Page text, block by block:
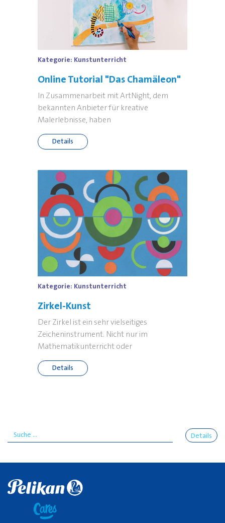
Kategorie: Kunstunterricht
Online Tutorial "Das Chamäleon"
In Zusammenarbeit mit ArtNight, dem
bekannten Anbieter für kreative
Malerlebnisse, haben
Details
Kategorie: Kunstunterricht
Zirkel-Kunst
Der Zirkel ist ein sehr vielseitiges
Zeicheninstrument. Nicht nur im
Mathematikunterricht oder
Details
Details